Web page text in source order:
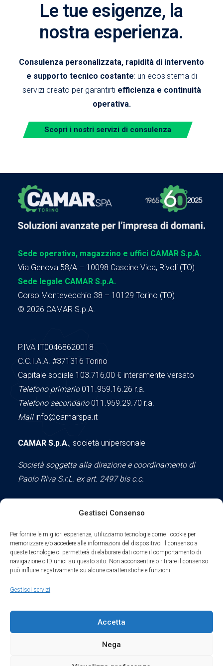
Gestisci Consenso
Per fornire le migliori esperienze, utilizziamo tecnologie come i cookie per
memorizzare e/o accedere alle informazioni del dispositivo. Il consenso a
queste tecnologie ci permetterà di elaborare dati come il comportamento di
navigazione o ID unici su questo sito. Non acconsentire o ritirare il consenso
può influire negativamente su alcune caratteristiche e funzioni.
Gestisci servizi
Accetta
Nega
Le tue esigenze, la
nostra esperienza.
Consulenza personalizzata, rapidità di intervento
e supporto tecnico costante: un ecosistema di
servizi creato per garantirti efficienza e continuità
operativa.
Scopri i nostri servizi di consulenza
Sede operativa, magazzino e uffici CAMAR S.p.A.
Via Genova 58/A – 10098 Cascine Vica, Rivoli (TO)
Sede legale CAMAR S.p.A.
Corso Montevecchio 38 – 10129 Torino (TO)
© 2026 CAMAR S.p.A.
P.IVA IT00468620018
C.C.I.A.A. #371316 Torino
Capitale sociale 103.716,00 € interamente versato
Telefono primario011.959.16.26 r.a.
Telefono secondario011.959.29.70 r.a.
Mailinfo@camarspa.it
CAMAR S.p.A., società unipersonale
Società soggetta alla direzione e coordinamento di
Paolo Riva S.r.L. ex art. 2497 bis c.c.
Cookie Policy